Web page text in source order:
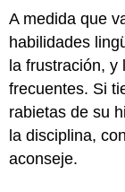
A medida que
habilidades
la frustración, y
frecuentes. Si
rabietas de su
la disciplina,
aconseje.